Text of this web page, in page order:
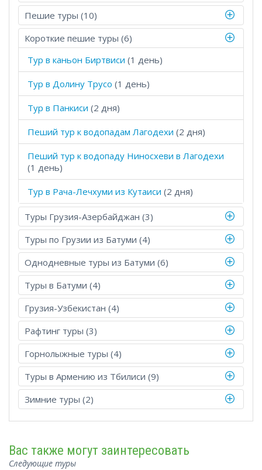
Пешие туры (10)
Короткие пешие туры (6)
Тур в каньон Биртвиси (1 день)
Тур в Долину Трусо (1 день)
Тур в Панкиси (2 дня)
Пеший тур к водопадам Лагодехи (2 дня)
Пеший тур к водопаду Ниносхеви в Лагодехи
(1 день)
Тур в Рача-Лечхуми из Кутаиси (2 дня)
Туры Грузия-Азербайджан (3)
Туры по Грузии из Батуми (4)
Однодневные туры из Батуми (6)
Туры в Батуми (4)
Грузия-Узбекистан (4)
Рафтинг туры (3)
Горнолыжные туры (4)
Туры в Армению из Тбилиси (9)
Зимние туры (2)
Вас также могут заинтересовать
Следующие туры